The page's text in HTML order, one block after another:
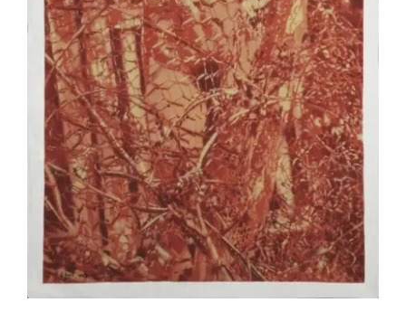
Jean-Pierre Le Boul’ch – Brigitte et
ciseaux